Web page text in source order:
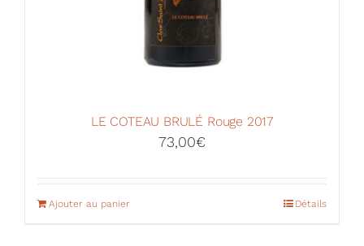
LE COTEAU BRULÉ Rouge 2017
73,00€
Ajouter au panier Détails